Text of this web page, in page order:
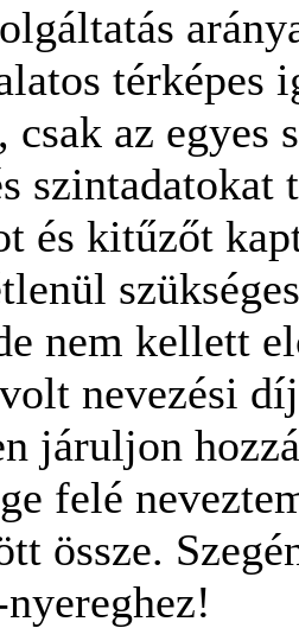
térképes
csak az egyes
és kitűzőt
nem kellett
nevezési
járuljon
felé
össze.